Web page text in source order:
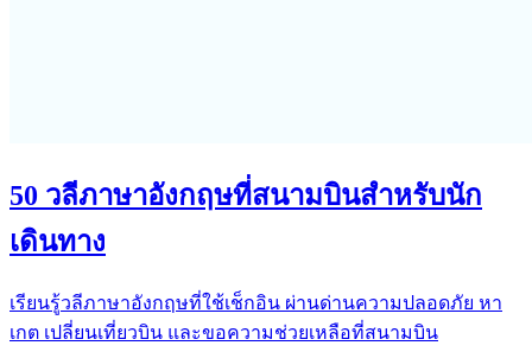
50 วลีภาษาอังกฤษที่สนามบินสำหรับนัก
เดินทาง
เรียนรู้วลีภาษาอังกฤษที่ใช้เช็กอิน ผ่านด่านความปลอดภัย หา
เกต เปลี่ยนเที่ยวบิน และขอความช่วยเหลือที่สนามบิน